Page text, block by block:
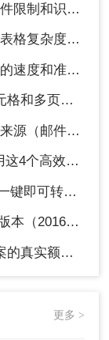
一些小功
字。
别精度对比！
件要单独处理！
率差别挺大！
的表现差异！
描/导出）选！
秒提取表格！
可转换！
）兼容性选！
识别效果！
更多 >